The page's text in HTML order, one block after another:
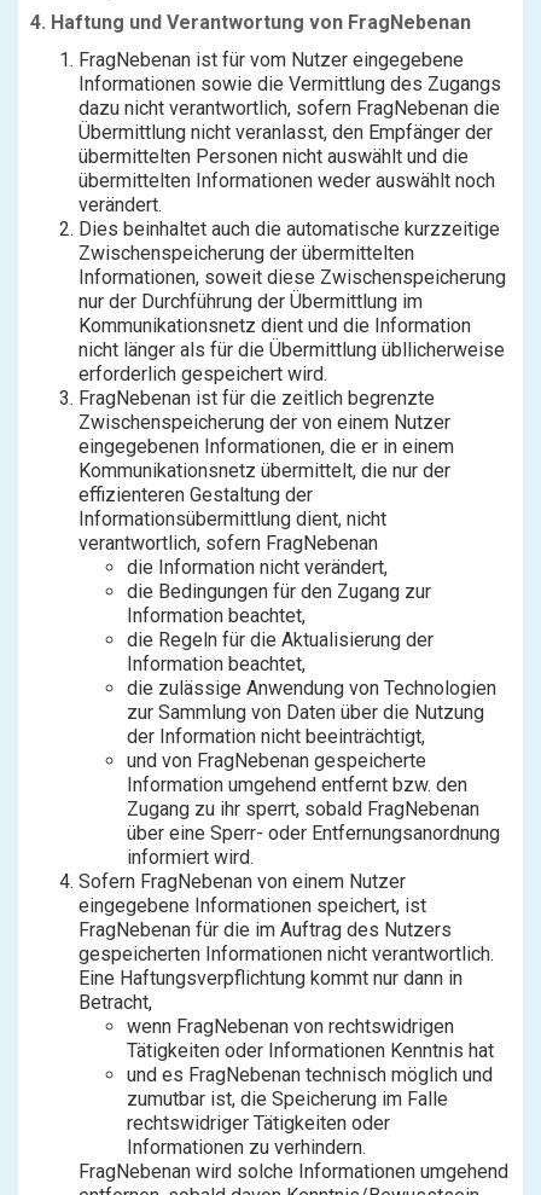
4. Haftung und Verantwortung von FragNebenan
FragNebenan ist für vom Nutzer eingegebene
Informationen sowie die Vermittlung des Zugangs
dazu nicht verantwortlich, sofern FragNebenan die
Übermittlung nicht veranlasst, den Empfänger der
übermittelten Personen nicht auswählt und die
übermittelten Informationen weder auswählt noch
verändert.
Dies beinhaltet auch die automatische kurzzeitige
Zwischenspeicherung der übermittelten
Informationen, soweit diese Zwischenspeicherung
nur der Durchführung der Übermittlung im
Kommunikationsnetz dient und die Information
nicht länger als für die Übermittlung übllicherweise
erforderlich gespeichert wird.
FragNebenan ist für die zeitlich begrenzte
Zwischenspeicherung der von einem Nutzer
eingegebenen Informationen, die er in einem
Kommunikationsnetz übermittelt, die nur der
effizienteren Gestaltung der
Informationsübermittlung dient, nicht
verantwortlich, sofern FragNebenan
die Information nicht verändert,
die Bedingungen für den Zugang zur
Information beachtet,
die Regeln für die Aktualisierung der
Information beachtet,
die zulässige Anwendung von Technologien
zur Sammlung von Daten über die Nutzung
der Information nicht beeinträchtigt,
und von FragNebenan gespeicherte
Information umgehend entfernt bzw. den
Zugang zu ihr sperrt, sobald FragNebenan
über eine Sperr- oder Entfernungsanordnung
informiert wird.
Sofern FragNebenan von einem Nutzer
eingegebene Informationen speichert, ist
FragNebenan für die im Auftrag des Nutzers
gespeicherten Informationen nicht verantwortlich.
Eine Haftungsverpflichtung kommt nur dann in
Betracht,
wenn FragNebenan von rechtswidrigen
Tätigkeiten oder Informationen Kenntnis hat
und es FragNebenan technisch möglich und
zumutbar ist, die Speicherung im Falle
rechtswidriger Tätigkeiten oder
Informationen zu verhindern.
FragNebenan wird solche Informationen umgehend